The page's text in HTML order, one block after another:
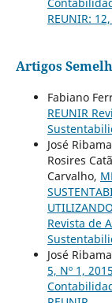
REUNIR:
Artigos
Fabiano
REUNIR
José
Rosires
Carvalho,
Revista de
José
5, Nº 1,